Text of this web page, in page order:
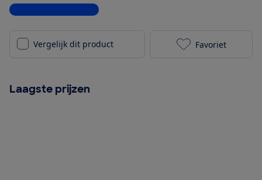
Bekijk alle specificaties
Vergelijk dit product BRITA
Favoriet
Laagste prijzen